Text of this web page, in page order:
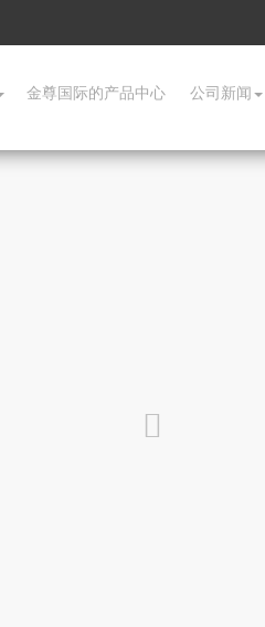
金尊国际的产品中心 公司新闻